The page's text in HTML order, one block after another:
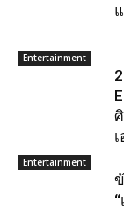
Entertainment
Entertainment